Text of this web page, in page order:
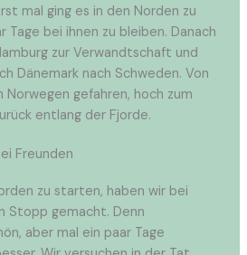
mal ging es in den Norden zu
Tage bei ihnen zu bleiben. Danach
zur Verwandtschaft und
Dänemark nach Schweden. Von
Norwegen gefahren, hoch zum
entlang der Fjorde.
Freunden
zu starten, haben wir bei
Stopp gemacht. Denn
aber mal ein paar Tage